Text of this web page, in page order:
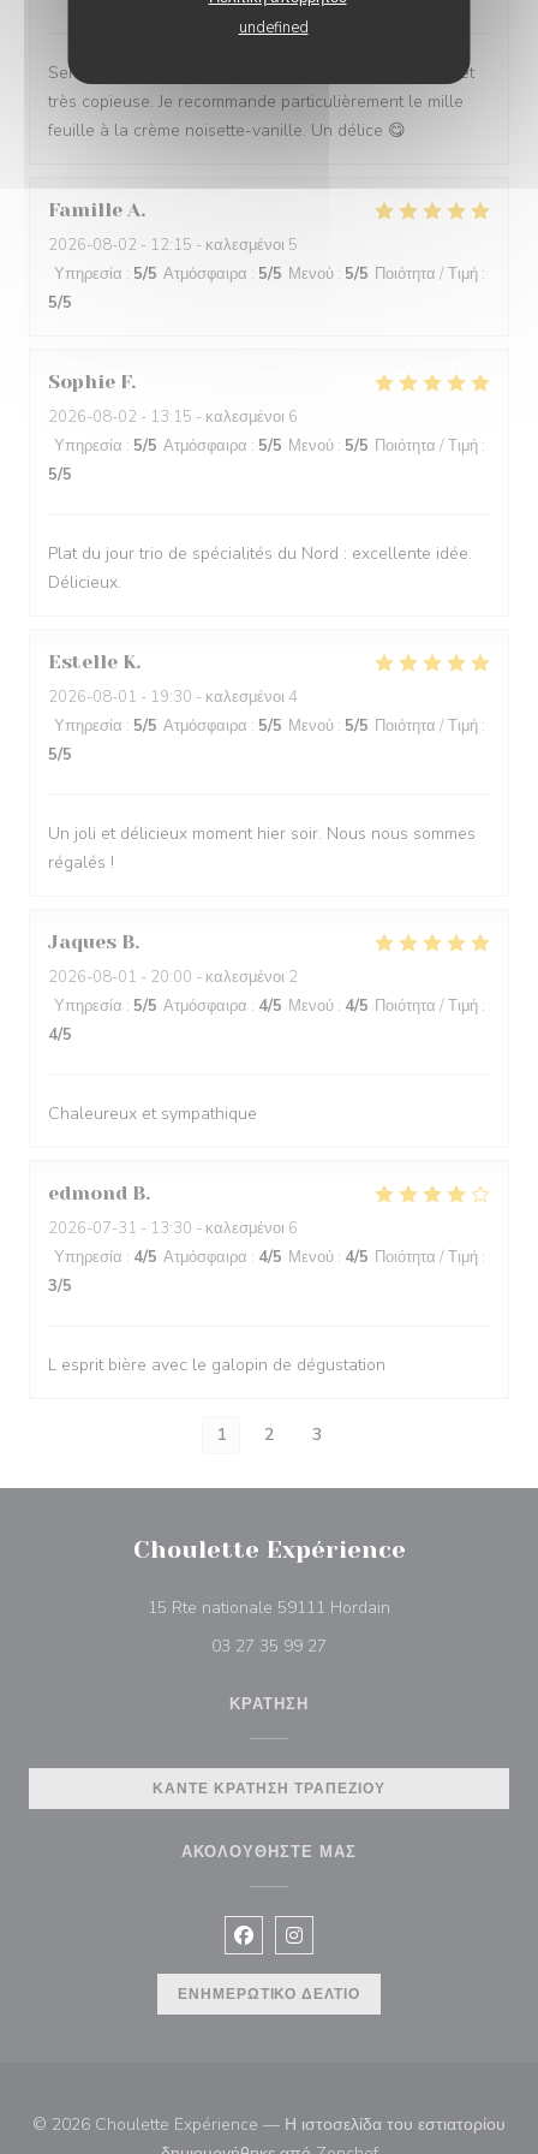
undefined
Service impeccable et convivial. Nourriture excellente et
très copieuse. Je recommande particulièrement le mille
feuille à la crème noisette-vanille. Un délice 😋
Famille A
2026-08-02 - 12:15 - καλεσμένοι 5
Υπηρεσία : 5/5 Ατμόσφαιρα : 5/5 Μενού : 5/5 Ποιότητα / Τιμή :
5/5
Sophie F
2026-08-02 - 13:15 - καλεσμένοι 6
Υπηρεσία : 5/5 Ατμόσφαιρα : 5/5 Μενού : 5/5 Ποιότητα / Τιμή :
5/5
Plat du jour trio de spécialités du Nord : excellente idée.
Délicieux.
Estelle K
2026-08-01 - 19:30 - καλεσμένοι 4
Υπηρεσία : 5/5 Ατμόσφαιρα : 5/5 Μενού : 5/5 Ποιότητα / Τιμή :
5/5
Un joli et délicieux moment hier soir. Nous nous sommes
régalés !
Jaques B
2026-08-01 - 20:00 - καλεσμένοι 2
Υπηρεσία : 5/5 Ατμόσφαιρα : 4/5 Μενού : 4/5 Ποιότητα / Τιμή :
4/5
Chaleureux et sympathique
edmond B
2026-07-31 - 13:30 - καλεσμένοι 6
Υπηρεσία : 4/5 Ατμόσφαιρα : 4/5 Μενού : 4/5 Ποιότητα / Τιμή :
3/5
L esprit bière avec le galopin de dégustation
1 2 3
Choulette Expérience
15 Rte nationale 59111 Hordain
03 27 35 99 27
ΚΡΆΤΗΣΗ
ΚΆΝΤΕ ΚΡΆΤΗΣΗ ΤΡΑΠΕΖΙΟΎ
ΑΚΟΛΟΥΘΉΣΤΕ ΜΑΣ
Facebook ((ανοίγει σε νέο
Instagram ((ανοίγει σε νέο
ΕΝΗΜΕΡΩΤΙΚΌ ΔΕΛΤΊΟ
© 2026 Choulette Expérience — Η ιστοσελίδα του εστιατορίου